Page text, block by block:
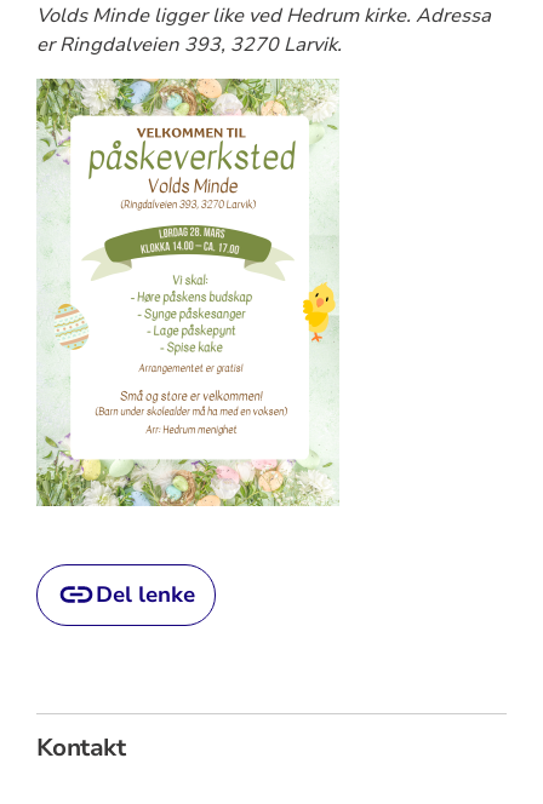
Volds Minde ligger like ved Hedrum kirke. Adressa
er Ringdalveien 393, 3270 Larvik.
Del lenke
Kontakt